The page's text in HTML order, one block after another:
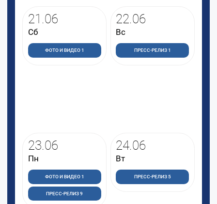
21.06
Сб
ФОТО И ВИДЕО 1
22.06
Вс
ПРЕСС-РЕЛИЗ 1
23.06
Пн
ФОТО И ВИДЕО 1
ПРЕСС-РЕЛИЗ 9
24.06
Вт
ПРЕСС-РЕЛИЗ 5